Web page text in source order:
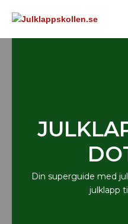
Din superguide med
julklapp